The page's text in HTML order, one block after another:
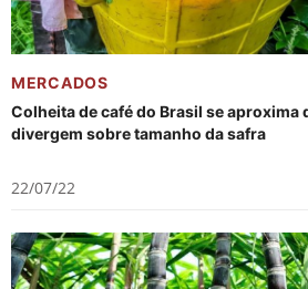
MERCADOS
Colheita de café do Brasil se aproxima
divergem sobre tamanho da safra
22/07/22